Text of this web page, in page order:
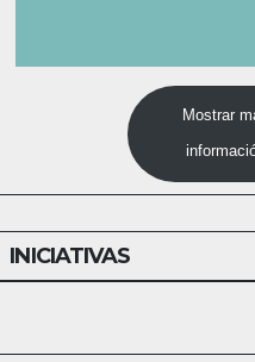
Mostrar
INICIATIVAS